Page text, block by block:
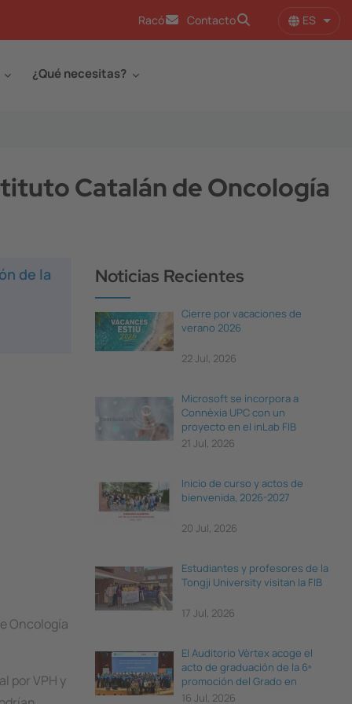
Racó Contacto ES
¿Qué necesitas?
Catalán de Oncología
de la
Oncología
por VPH y
Noticias Recientes
Cierre por vacaciones de
verano 2026
22 Jul, 2026
Microsoft se incorpora a
Connèxia UPC con un
proyecto en el inLab FIB
21 Jul, 2026
Inicio de curso y actos de
bienvenida, 2026-2027
20 Jul, 2026
Estudiantes y profesores de la
Tongji University visitan la FIB
17 Jul, 2026
El Auditorio Vèrtex acoge el
acto de graduación de la 6ª
promoción del Grado en
Ciencia e Ingeniería de Datos
16 Jul, 2026